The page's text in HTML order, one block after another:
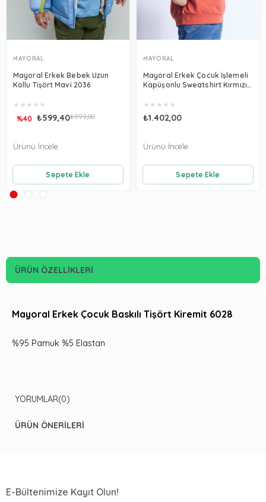
MAYORAL
Mayoral Erkek Bebek Uzun
Kollu Tişört Mavi 2036
★ ★ ★ ★ ★
₺599,40₺999,00
%40
Sepete Ekle
Ürünü İncele
MAYORAL
Mayoral Erkek Çocuk İşlemeli
Kapüşonlu Sweatshirt Kırmızı
★ ★ ★ ★ ★
₺1.402,00
Sepete Ekle
Ürünü İncele
ÜRÜN ÖZELLIKLERI
Mayoral Erkek Çocuk Baskılı Tişört Kiremit 6028
%95 Pamuk %5 Elastan
YORUMLAR(0)
ÜRÜN ÖNERILERI
E-Bültenimize Kayıt Olun!